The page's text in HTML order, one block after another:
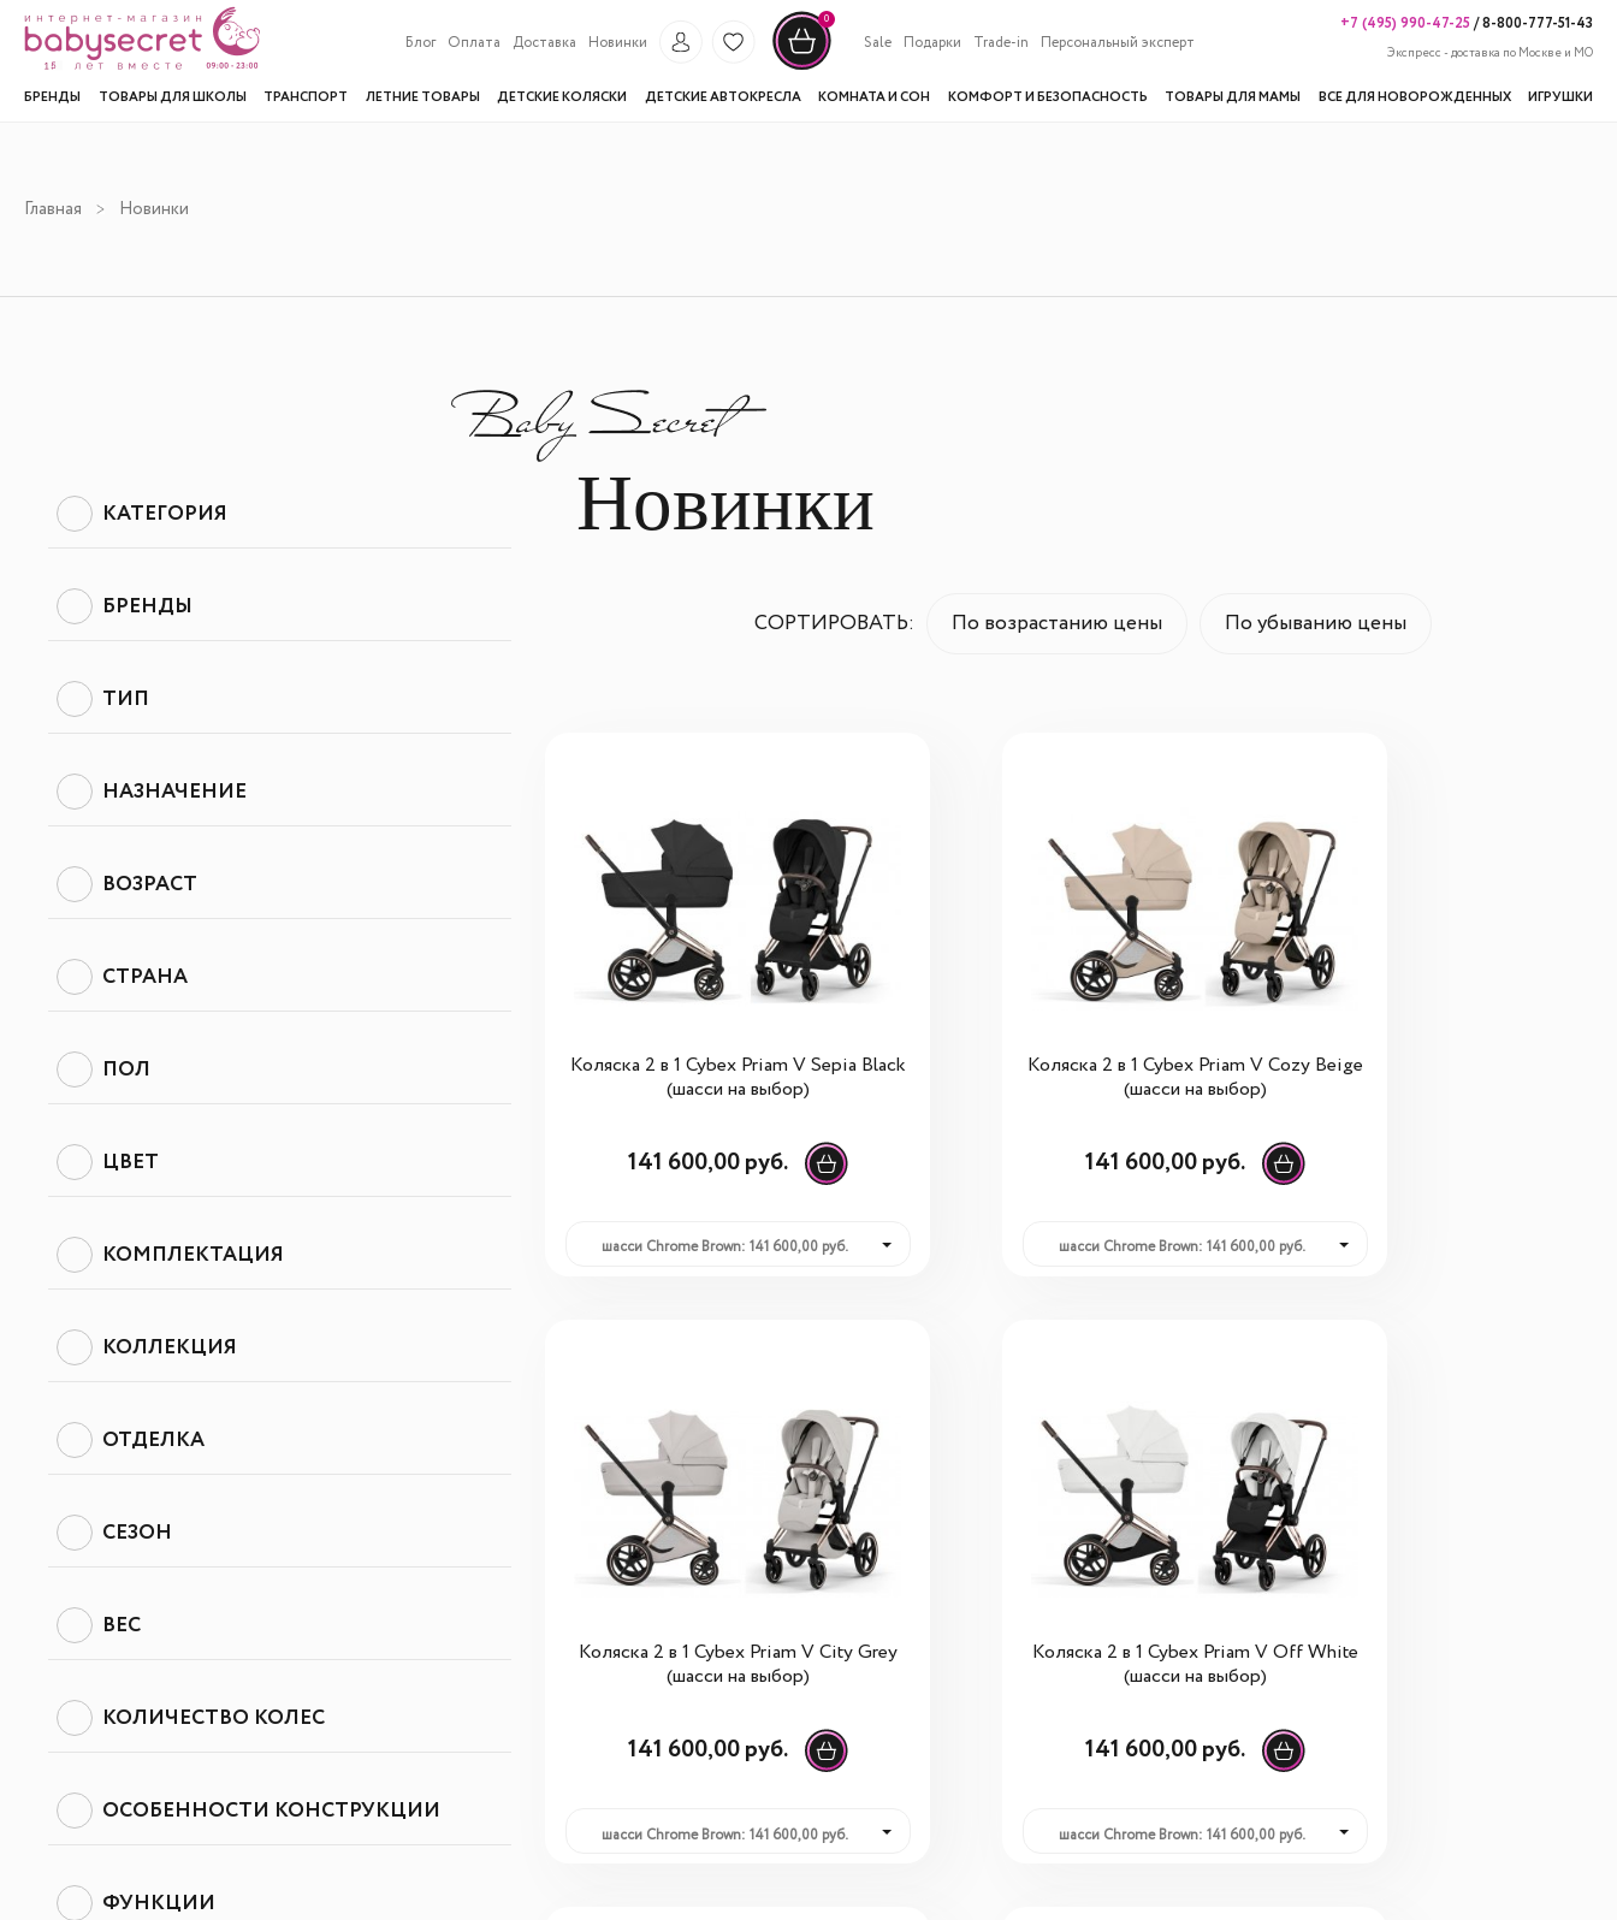
Блог Оплата Доставка Новинки
0
Sale Подарки Trade-in Персональный эксперт
+7 (495) 990-47-25/8-800-777-51-43
Экспресс - доставка по Москве и МО
БРЕНДЫ ТОВАРЫ ДЛЯ ШКОЛЫ ТРАНСПОРТ ЛЕТНИЕ ТОВАРЫ ДЕТСКИЕ КОЛЯСКИ ДЕТСКИЕ АВТОКРЕСЛА КОМНАТА И СОН КОМФОРТ И БЕЗОПАСНОСТЬ ТОВАРЫ ДЛЯ МАМЫ ВСЕ ДЛЯ НОВОРОЖДЕННЫХ ИГРУШКИ
Главная Новинки
КАТЕГОРИЯ
БРЕНДЫ
ТИП
НАЗНАЧЕНИЕ
ВОЗРАСТ
СТРАНА
ПОЛ
ЦВЕТ
КОМПЛЕКТАЦИЯ
КОЛЛЕКЦИЯ
ОТДЕЛКА
СЕЗОН
ВЕС
КОЛИЧЕСТВО КОЛЕС
ОСОБЕННОСТИ КОНСТРУКЦИИ
ФУНКЦИИ
Новинки
СОРТИРОВАТЬ: По возрастанию цены По убыванию цены
Коляска 2 в 1 Cybex Priam V Sepia Black
(шасси на выбор)
141 600,00 руб.
шасси Chrome Brown: 141 600,00 руб.
Коляска 2 в 1 Cybex Priam V Сozy Beige
(шасси на выбор)
141 600,00 руб.
шасси Chrome Brown: 141 600,00 руб.
Коляска 2 в 1 Cybex Priam V Сity Grey
(шасси на выбор)
141 600,00 руб.
шасси Chrome Brown: 141 600,00 руб.
Коляска 2 в 1 Cybex Priam V Off White
(шасси на выбор)
141 600,00 руб.
шасси Chrome Brown: 141 600,00 руб.